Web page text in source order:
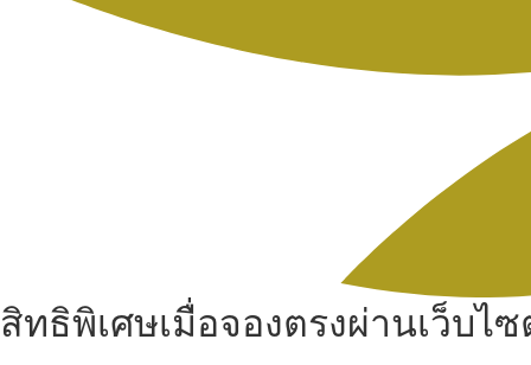
สิทธิพิเศษเมื่อจองตรงผ่านเว็บไ